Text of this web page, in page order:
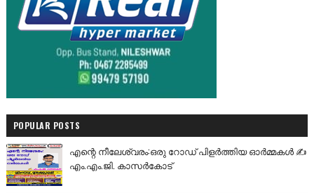
POPULAR POSTS
എന്റെ നീലേശ്വരം:ഒരു റോഡ് പിളർത്തിയ ഓർമ്മകൾ ✍️
എം.എം.ജി. കാസർകോട്